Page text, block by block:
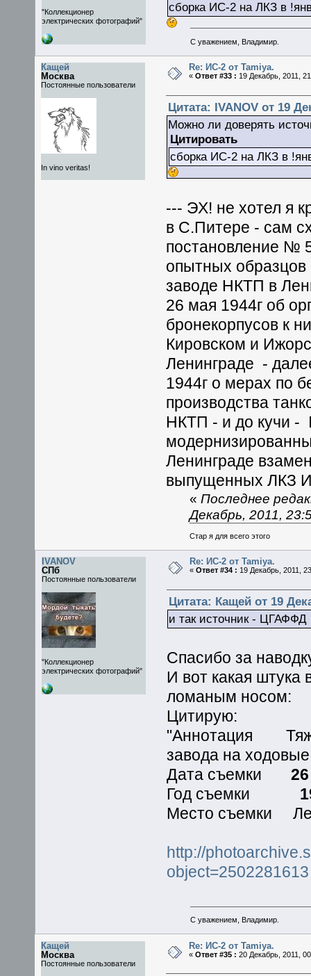
"Коллекционер
электрических фотографий"
сборка ИС-2 на ЛКЗ в
С уважением, Владимир.
Кащей
Москва
Постоянные пользователи
In vino veritas!
Re: ИС-2 от Tamiya.
« Ответ #33 : 19 Декабрь, 2011,
Цитата: IVANOV от 19
Можно ли доверять
Цитировать
сборка ИС-2 на ЛКЗ в
--- ЭХ! не хотел я
в С.Питере - сам
постановление №
опытных образцов
заводе НКТП в
26 мая 1944г об
бронекорпусов к
Кировском и
Ленинграде -
1944г о мерах по
производства
НКТП - и до кучи -
Ленинграде
выпущенных ЛКЗ
« Последнее
Декабрь, 2011,
Стар я для всего этого
IVANOV
СПб
Постоянные пользователи
"Коллекционер
электрических фотографий"
Re: ИС-2 от Tamiya.
« Ответ #34 : 19 Декабрь, 2011,
Цитата: Кащей от 19
и так источник -
Спасибо за
И вот какая
ломаным носом:
Цитирую:
"Аннотация
завода на
Дата съемки
Год съемки
Место съемки
http://
object=2502281613
С уважением, Владимир.
Кащей
Москва
Постоянные пользователи
Re: ИС-2 от Tamiya.
« Ответ #35 : 20 Декабрь, 2011,